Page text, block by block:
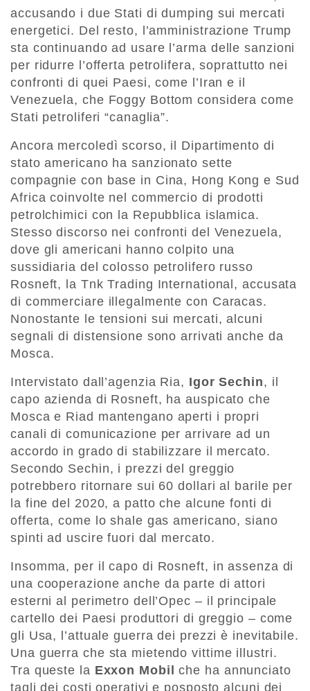
accusando i due Stati di dumping sui mercati
energetici. Del resto, l’amministrazione Trump
sta continuando ad usare l’arma delle sanzioni
per ridurre l’offerta petrolifera, soprattutto nei
confronti di quei Paesi, come l’Iran e il
Venezuela, che Foggy Bottom considera come
Stati petroliferi “canaglia”.
Ancora mercoledì scorso, il Dipartimento di
stato americano ha sanzionato sette
compagnie con base in Cina, Hong Kong e Sud
Africa coinvolte nel commercio di prodotti
petrolchimici con la Repubblica islamica.
Stesso discorso nei confronti del Venezuela,
dove gli americani hanno colpito una
sussidiaria del colosso petrolifero russo
Rosneft, la Tnk Trading International, accusata
di commerciare illegalmente con Caracas.
Nonostante le tensioni sui mercati, alcuni
segnali di distensione sono arrivati anche da
Mosca.
Intervistato dall’agenzia Ria, Igor Sechin, il
capo azienda di Rosneft, ha auspicato che
Mosca e Riad mantengano aperti i propri
canali di comunicazione per arrivare ad un
accordo in grado di stabilizzare il mercato.
Secondo Sechin, i prezzi del greggio
potrebbero ritornare sui 60 dollari al barile per
la fine del 2020, a patto che alcune fonti di
offerta, come lo shale gas americano, siano
spinti ad uscire fuori dal mercato.
Insomma, per il capo di Rosneft, in assenza di
una cooperazione anche da parte di attori
esterni al perimetro dell’Opec – il principale
cartello dei Paesi produttori di greggio – come
gli Usa, l’attuale guerra dei prezzi è inevitabile.
Una guerra che sta mietendo vittime illustri.
Tra queste la Exxon Mobil che ha annunciato
tagli dei costi operativi e posposto alcuni dei